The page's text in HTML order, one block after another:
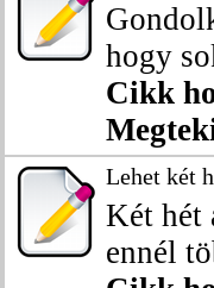
hogy
Cikk
Lehet két
Két hét
ennél